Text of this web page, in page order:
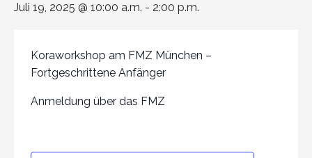
Juli 19, 2025 @ 10:00 a.m. - 2:00 p.m.
Koraworkshop am FMZ München –
Fortgeschrittene Anfänger
Anmeldung über das FMZ